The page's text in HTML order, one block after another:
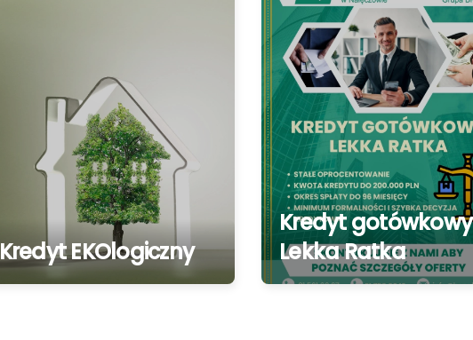
Kredyt EKOlogiczny
Kredyt gotówkowy
Lekka Ratka